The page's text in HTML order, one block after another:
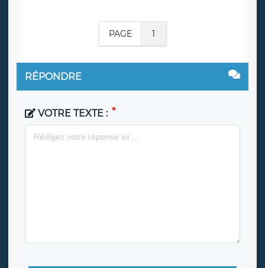
PAGE 1
RÉPONDRE
VOTRE TEXTE :